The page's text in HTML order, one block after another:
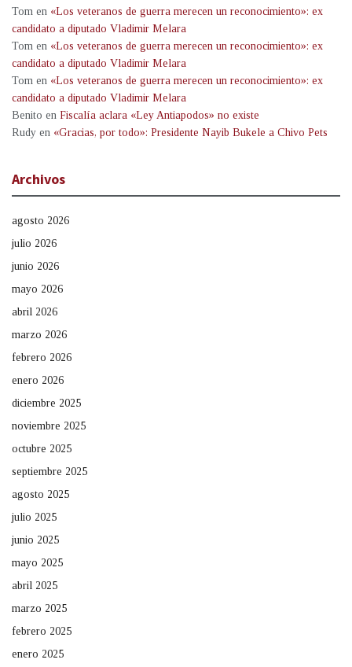
Tom en «Los veteranos de guerra merecen un reconocimiento»: ex
candidato a diputado Vladimir Melara
Tom en «Los veteranos de guerra merecen un reconocimiento»: ex
candidato a diputado Vladimir Melara
Tom en «Los veteranos de guerra merecen un reconocimiento»: ex
candidato a diputado Vladimir Melara
Benito en Fiscalía aclara «Ley Antiapodos» no existe
Rudy en «Gracias, por todo»: Presidente Nayib Bukele a Chivo Pets
Archivos
agosto 2026
julio 2026
junio 2026
mayo 2026
abril 2026
marzo 2026
febrero 2026
enero 2026
diciembre 2025
noviembre 2025
octubre 2025
septiembre 2025
agosto 2025
julio 2025
junio 2025
mayo 2025
abril 2025
marzo 2025
febrero 2025
enero 2025